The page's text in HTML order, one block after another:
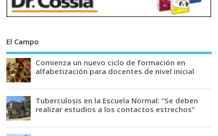
El Campo
Comienza un nuevo ciclo de formación en
alfabetización para docentes de nivel inicial
Tuberculosis en la Escuela Normal: “Se deben
realizar estudios a los contactos estrechos”